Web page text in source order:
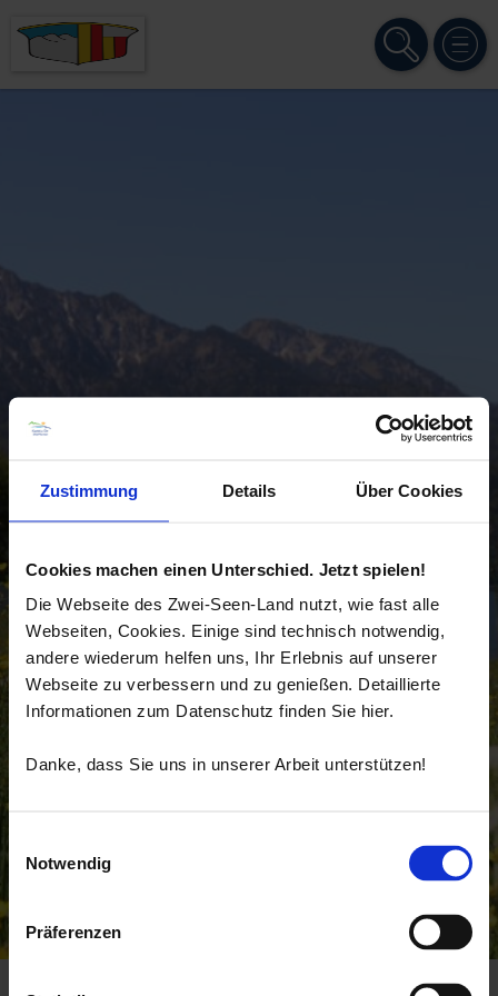
Zustimmung Details Über Cookies
Cookies machen einen Unterschied. Jetzt spielen!
Die Webseite des Zwei-Seen-Land nutzt, wie fast alle
Webseiten, Cookies. Einige sind technisch notwendig,
andere wiederum helfen uns, Ihr Erlebnis auf unserer
Webseite zu verbessern und zu genießen. Detaillierte
Informationen zum Datenschutz finden Sie hier.
Danke, dass Sie uns in unserer Arbeit unterstützen!
Notwendig
Präferenzen
SUCHE MENÜ
Parkraumkonzept und Tageskurbeitrag